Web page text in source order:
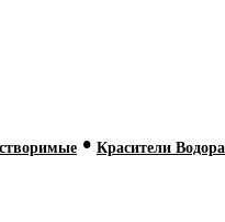
• Красители